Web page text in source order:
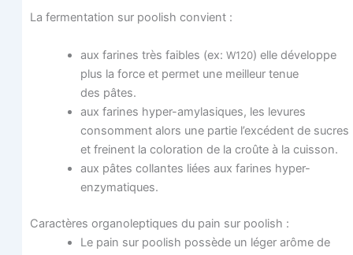
La fer­men­ta­tion sur poo­lish convient :
aux farines très faibles (ex: W120) elle déve­loppe
plus la force et per­met une meilleur tenue
des pâtes.
aux farines hyper-amy­la­siques, les levures
consomment alors une par­tie l’excédent de sucres
et freinent la colo­ra­tion de la croûte à la cuisson.
aux pâtes col­lantes liées aux farines hyper-
enzymatiques.
Carac­tères orga­no­lep­tiques du pain sur poolish :
Le pain sur poo­lish pos­sède un léger arôme de